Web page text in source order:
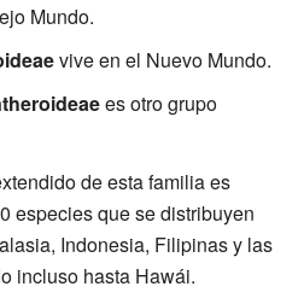
Mundo.
vive en el Nuevo Mundo.
es otro grupo
de esta familia es
especies que se distribuyen
Indonesia, Filipinas y las
incluso hasta Hawái.